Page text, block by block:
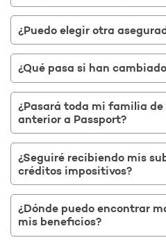
¿Puedo elegir otra
¿Qué pasa si han
¿Pasará toda mi familia
anterior a Passport?
¿Seguiré recibiendo mis
créditos impositivos?
¿Dónde puedo encontrar
mis beneficios?